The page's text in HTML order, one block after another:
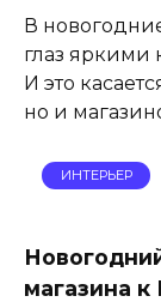
В
глаз
И это
но и
ИНТЕРЬЕР
магазина